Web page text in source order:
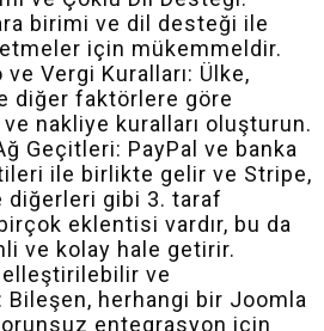
birimi ve dil desteği ile
için mükemmeldir.
Vergi Kuralları: Ülke,
diğer faktörlere göre
ve nakliye kuralları oluşturun.
Geçitleri: PayPal ve banka
ile birlikte gelir ve Stripe,
diğerleri gibi 3. taraf
eklentisi vardır, bu da
ve kolay hale getirir.
ve
herhangi bir Joomla
entegrasyon için